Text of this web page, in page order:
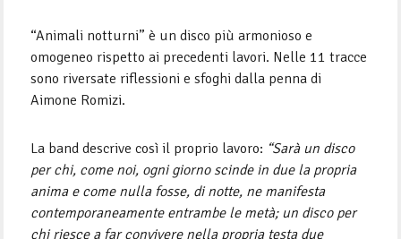
“Animali notturni” è un disco più armonioso e
omogeneo rispetto ai precedenti lavori. Nelle 11 tracce
sono riversate riflessioni e sfoghi dalla penna di
Aimone Romizi.
La band descrive così il proprio lavoro: “Sarà un disco
per chi, come noi, ogni giorno scinde in due la propria
anima e come nulla fosse, di notte, ne manifesta
contemporaneamente entrambe le metà; un disco per
chi riesce a far convivere nella propria testa due